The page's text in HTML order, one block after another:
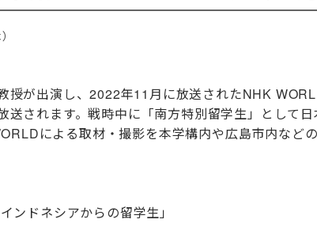
授が出演し、2022年11月に放送されたNHK
送されます。戦時中に 「南方特別留学生」として
による取材・撮影を本学構内や広島市内など
ドネシアからの留学生」